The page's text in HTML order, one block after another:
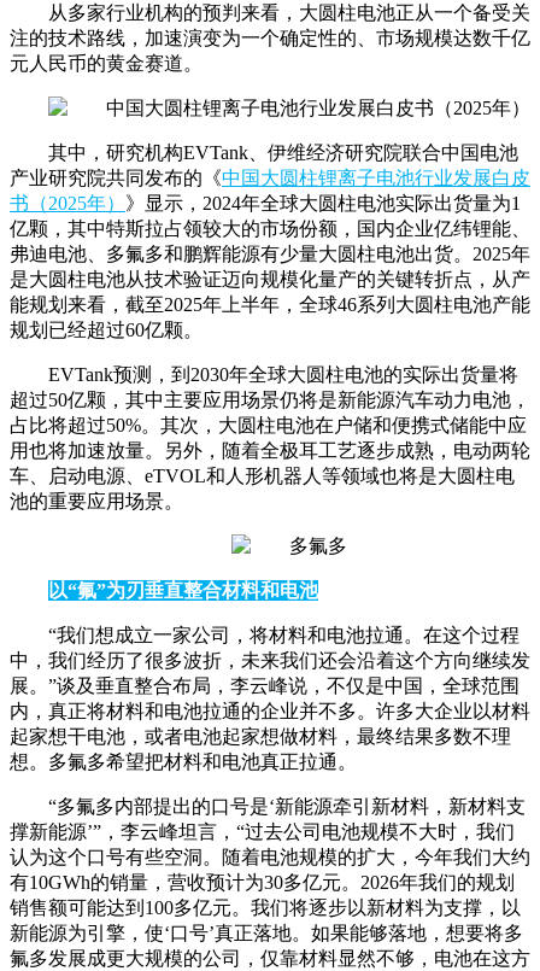
从多家行业机构的预判来看，大圆柱电池正从一个备受关
注的技术路线，加速演变为一个确定性的、市场规模达数千亿
元人民币的黄金赛道。
其中，研究机构EVTank、伊维经济研究院联合中国电池
产业研究院共同发布的《中国大圆柱锂离子电池行业发展白皮
书（2025年） 》显示，2024年全球大圆柱电池实际出货量为1
亿颗，其中特斯拉占领较大的市场份额，国内企业亿纬锂能、
弗迪电池、多氟多和鹏辉能源有少量大圆柱电池出货。2025年
是大圆柱电池从技术验证迈向规模化量产的关键转折点，从产
能规划来看，截至2025年上半年，全球46系列大圆柱电池产能
规划已经超过60亿颗。
EVTank预测，到2030年全球大圆柱电池的实际出货量将
超过50亿颗，其中主要应用场景仍将是新能源汽车动力电池，
占比将超过50%。其次，大圆柱电池在户储和便携式储能中应
用也将加速放量。另外，随着全极耳工艺逐步成熟，电动两轮
车、启动电源、eTVOL和人形机器人等领域也将是大圆柱电
池的重要应用场景。
以“氟”为刃垂直整合材料和电池
“我们想成立一家公司，将材料和电池拉通。在这个过程
中，我们经历了很多波折，未来我们还会沿着这个方向继续发
展。”谈及垂直整合布局，李云峰说，不仅是中国，全球范围
内，真正将材料和电池拉通的企业并不多。许多大企业以材料
起家想干电池，或者电池起家想做材料，最终结果多数不理
想。多氟多希望把材料和电池真正拉通。
“多氟多内部提出的口号是‘新能源牵引新材料，新材料支
撑新能源’”，李云峰坦言，“过去公司电池规模不大时，我们
认为这个口号有些空洞。随着电池规模的扩大，今年我们大约
有10GWh的销量，营收预计为30多亿元。2026年我们的规划
销售额可能达到100多亿元。我们将逐步以新材料为支撑，以
新能源为引擎，使‘口号’真正落地。如果能够落地，想要将多
氟多发展成更大规模的公司，仅靠材料显然不够，电池在这方